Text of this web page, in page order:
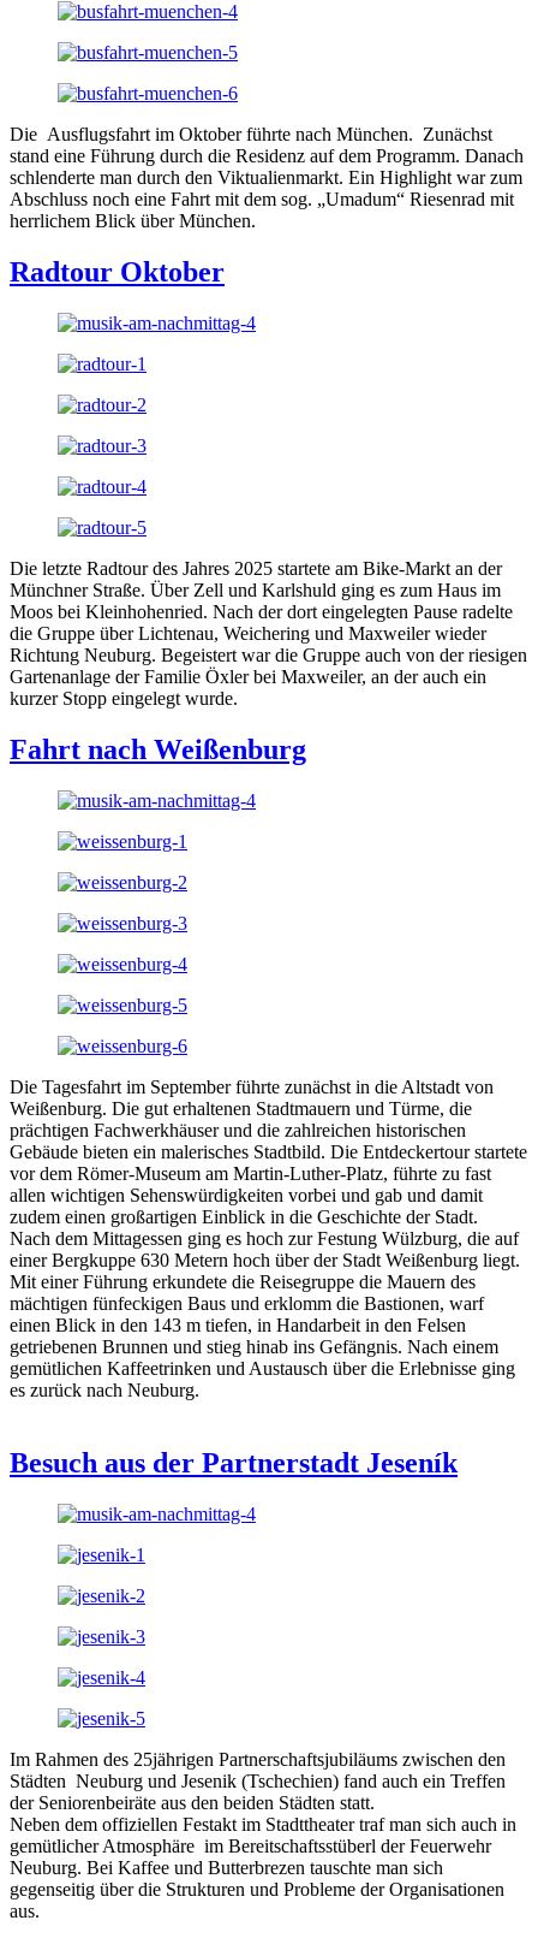
Die Ausflugsfahrt im Oktober führte nach München. Zunächst
stand eine Führung durch die Residenz auf dem Programm. Danach
schlenderte man durch den Viktualienmarkt. Ein Highlight war zum
Abschluss noch eine Fahrt mit dem sog. „Umadum“ Riesenrad mit
herrlichem Blick über München.
Radtour Oktober
Die letzte Radtour des Jahres 2025 startete am Bike-Markt an der
Münchner Straße. Über Zell und Karlshuld ging es zum Haus im
Moos bei Kleinhohenried. Nach der dort eingelegten Pause radelte
die Gruppe über Lichtenau, Weichering und Maxweiler wieder
Richtung Neuburg. Begeistert war die Gruppe auch von der riesigen
Gartenanlage der Familie Öxler bei Maxweiler, an der auch ein
kurzer Stopp eingelegt wurde.
Fahrt nach Weißenburg
Die Tagesfahrt im September führte zunächst in die Altstadt von
Weißenburg. Die gut erhaltenen Stadtmauern und Türme, die
prächtigen Fachwerkhäuser und die zahlreichen historischen
Gebäude bieten ein malerisches Stadtbild. Die Entdeckertour startete
vor dem Römer-Museum am Martin-Luther-Platz, führte zu fast
allen wichtigen Sehenswürdigkeiten vorbei und gab und damit
zudem einen großartigen Einblick in die Geschichte der Stadt.
Nach dem Mittagessen ging es hoch zur Festung Wülzburg, die auf
einer Bergkuppe 630 Metern hoch über der Stadt Weißenburg liegt.
Mit einer Führung erkundete die Reisegruppe die Mauern des
mächtigen fünfeckigen Baus und erklomm die Bastionen, warf
einen Blick in den 143 m tiefen, in Handarbeit in den Felsen
getriebenen Brunnen und stieg hinab ins Gefängnis. Nach einem
gemütlichen Kaffeetrinken und Austausch über die Erlebnisse ging
es zurück nach Neuburg.
Besuch aus der Partnerstadt Jeseník
Im Rahmen des 25jährigen Partnerschaftsjubiläums zwischen den
Städten Neuburg und Jesenik (Tschechien) fand auch ein Treffen
der Seniorenbeiräte aus den beiden Städten statt.
Neben dem offiziellen Festakt im Stadttheater traf man sich auch in
gemütlicher Atmosphäre im Bereitschaftsstüberl der Feuerwehr
Neuburg. Bei Kaffee und Butterbrezen tauschte man sich
gegenseitig über die Strukturen und Probleme der Organisationen
aus.